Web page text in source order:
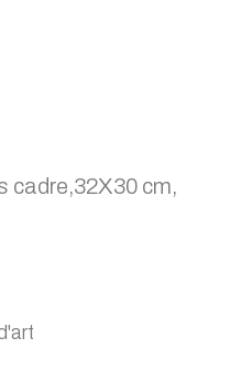
cadre,32X30 cm,